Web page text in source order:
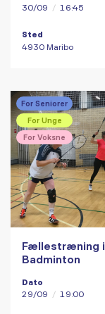
30/09
/ 16:45
Sted
4930 Maribo
For Seniorer
For Unge
For Voksne
Fællestræning i
Badminton
Dato
29/09 / 19:00